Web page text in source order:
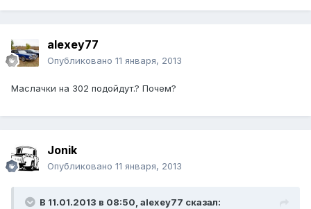
alexey77
Опубликовано 11 января, 2013
Маслачки на 302 подойдут.? Почем?
Jonik
Опубликовано 11 января, 2013
В 11.01.2013 в 08:50, alexey77 сказал: